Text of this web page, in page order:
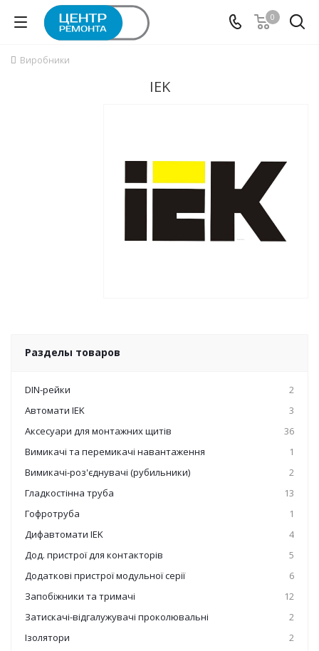
0
Виробники
IEK
Разделы товаров
DIN-рейки
2
Автомати IEK
3
Аксесуари для монтажних щитів
36
Вимикачі та перемикачі навантаження
1
Вимикачі-роз'єднувачі (рубильники)
2
Гладкостінна труба
13
Гофротруба
1
Дифавтомати IEK
4
Дод. пристрої для контакторів
5
Додаткові пристрої модульної серії
6
Запобіжники та тримачі
12
Затискачі-відгалужувачі проколювальні
2
Ізолятори
2